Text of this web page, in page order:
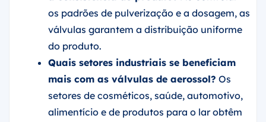
os padrões de pulverização e a dosagem, as
válvulas garantem a distribuição uniforme
do produto.
Quais setores industriais se beneficiam
mais com as válvulas de aerossol? Os
setores de cosméticos, saúde, automotivo,
alimentício e de produtos para o lar obtêm